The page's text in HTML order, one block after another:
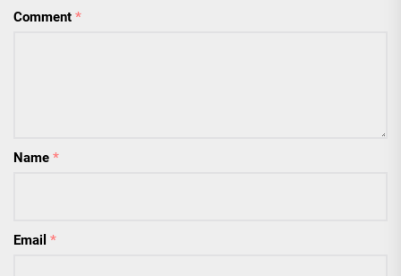
Comment *
Name *
Email *